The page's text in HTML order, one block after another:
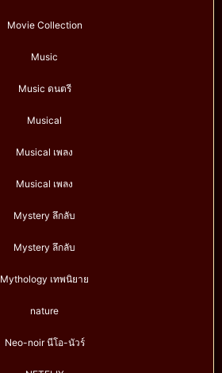
Movie Collection
Music
Music ดนตรี
Musical
Musical เพลง
Musical เพลง
Mystery ลึกลับ
Mystery ลึกลับ
Mythology เทพนิยาย
nature
Neo-noir นีโอ-นัวร์